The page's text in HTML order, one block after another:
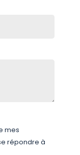
mes
répondre à